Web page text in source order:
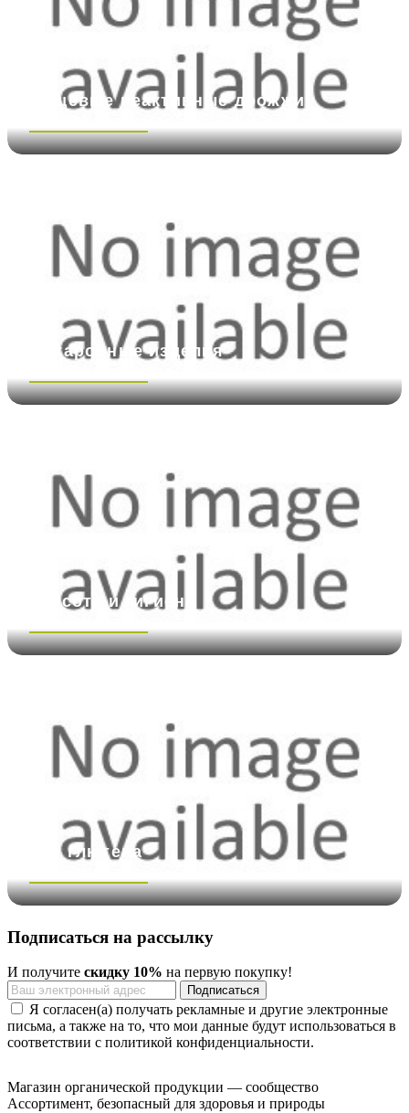
Пищевые неактивные дрожжи
Макаронные изделия
Красота и гигиена
Без глютена
Подписаться на рассылку
И получите скидку 10% на первую покупку!
Я согласен(а) получать рекламные и другие электронные
письма, а также на то, что мои данные будут использоваться в
соответствии с политикой конфиденциальности.
Магазин органической продукции — сообщество
Ассортимент, безопасный для здоровья и природы